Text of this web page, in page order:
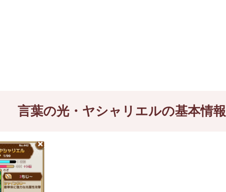
言葉の光・ヤシャリエルの基本情報